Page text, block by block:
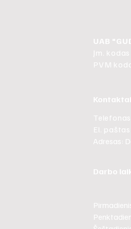
UAB
Įm.
PVM
Kontaktai
El. paštas:
Adresas:
Darbo